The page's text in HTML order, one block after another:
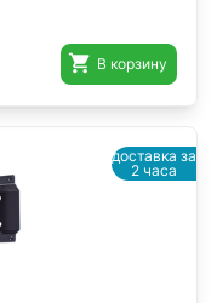
 В корзину
доставка за
2 часа